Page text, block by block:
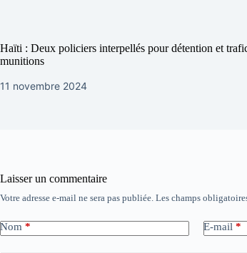
Haïti : Deux policiers interpellés pour détention et
munitions
11 novembre 2024
Laisser un commentaire
Votre adresse e-mail ne sera pas publiée. Les champs
Nom * E-mail *